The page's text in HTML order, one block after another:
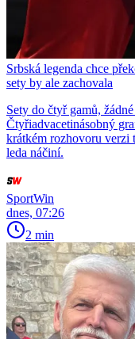
Srbská legenda chce
sety by ale zachovala
Sety do čtyř gamů,
Čtyřiadvacetinásobný
krátkém rozhovoru verzi
leda náčiní.
SportWin
dnes, 07:26
2 min